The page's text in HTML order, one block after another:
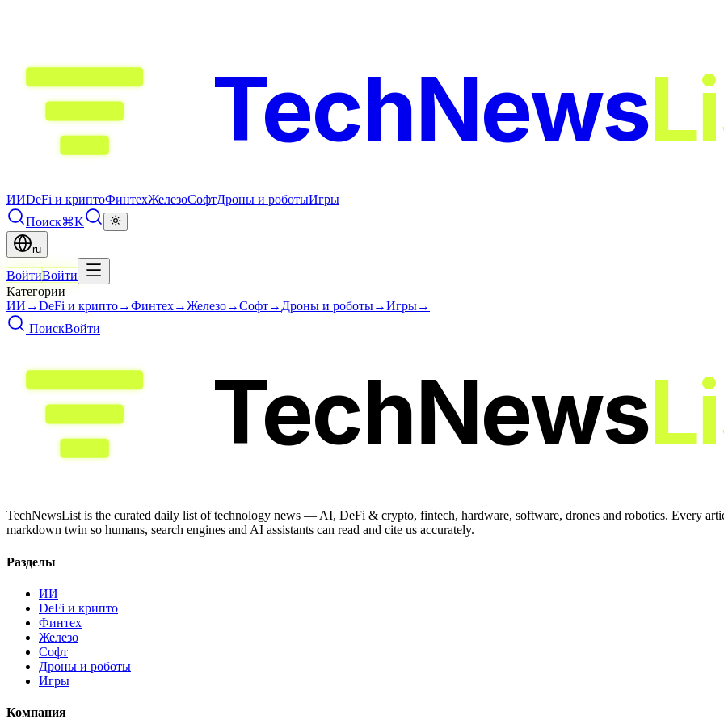
TechNews
ИИDeFi и криптоФинтехЖелезоСофтДроны и роботыИгры
Поиск⌘K
ru
ВойтиВойти
Категории
ИИ →DeFi и крипто→Финтех→Железо→Софт→ Дроны и роботы→Игры→
ПоискВойти
TechNews
TechNewsList is the curated daily list of technology news — AI, DeFi & crypto, fintech, hardware, software, drones and robotics. Every
markdown twin so humans, search engines and AI assistants can read and cite us accurately.
Разделы
ИИ
DeFi и крипто
Финтех
Железо
Софт
Дроны и роботы
Игры
Компания